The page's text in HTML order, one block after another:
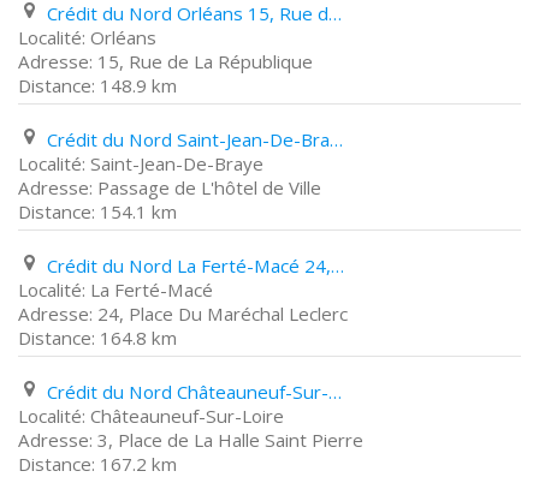
Crédit du Nord Orléans 15, Rue de La République
Orléans
15, Rue de La République
148.9 km
Crédit du Nord Saint-Jean-De-Braye Passage de L'hôtel de Ville
Saint-Jean-De-Braye
Passage de L'hôtel de Ville
154.1 km
Crédit du Nord La Ferté-Macé 24, Place Du Maréchal Leclerc
La Ferté-Macé
24, Place Du Maréchal Leclerc
164.8 km
Crédit du Nord Châteauneuf-Sur-Loire 3, Place de La Halle Saint Pierre
Châteauneuf-Sur-Loire
3, Place de La Halle Saint Pierre
167.2 km